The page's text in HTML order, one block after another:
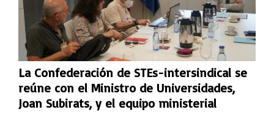
La Confederación de STEs-intersindical se
reúne con el Ministro de Universidades,
Joan Subirats, y el equipo ministerial